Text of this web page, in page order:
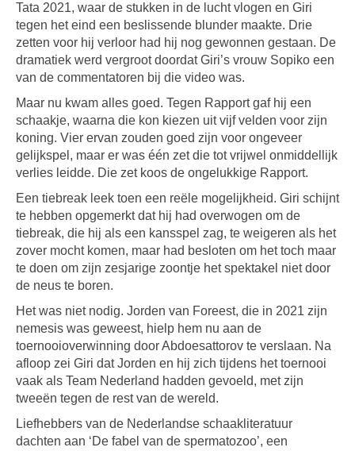
Tata 2021, waar de stukken in de lucht vlogen en Giri
tegen het eind een beslissende blunder maakte. Drie
zetten voor hij verloor had hij nog gewonnen gestaan. De
dramatiek werd vergroot doordat Giri’s vrouw Sopiko een
van de commentatoren bij die video was.
Maar nu kwam alles goed. Tegen Rapport gaf hij een
schaakje, waarna die kon kiezen uit vijf velden voor zijn
koning. Vier ervan zouden goed zijn voor ongeveer
gelijkspel, maar er was één zet die tot vrijwel onmiddellijk
verlies leidde. Die zet koos de ongelukkige Rapport.
Een tiebreak leek toen een reële mogelijkheid. Giri schijnt
te hebben opgemerkt dat hij had overwogen om de
tiebreak, die hij als een kansspel zag, te weigeren als het
zover mocht komen, maar had besloten om het toch maar
te doen om zijn zesjarige zoontje het spektakel niet door
de neus te boren.
Het was niet nodig. Jorden van Foreest, die in 2021 zijn
nemesis was geweest, hielp hem nu aan de
toernooioverwinning door Abdoesattorov te verslaan. Na
afloop zei Giri dat Jorden en hij zich tijdens het toernooi
vaak als Team Nederland hadden gevoeld, met zijn
tweeën tegen de rest van de wereld.
Liefhebbers van de Nederlandse schaakliteratuur
dachten aan ‘De fabel van de spermatozoo’, een